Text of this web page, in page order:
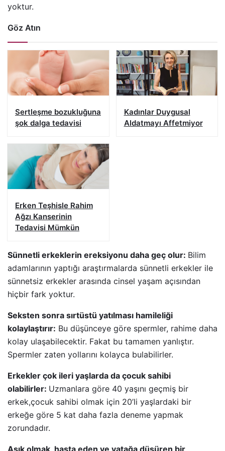
yoktur.
Göz Atın
Sertleşme bozukluğuna
şok dalga tedavisi
Kadınlar Duygusal
Aldatmayı Affetmiyor
Erken Teşhisle Rahim
Ağzı Kanserinin
Tedavisi Mümkün
Sünnetli erkeklerin ereksiyonu daha geç olur: Bilim
adamlarının yaptığı araştırmalarda sünnetli erkekler ile
sünnetsiz erkekler arasında cinsel yaşam açısından
hiçbir fark yoktur.
Seksten sonra sırtüstü yatılması hamileliği
kolaylaştırır: Bu düşünceye göre spermler, rahime daha
kolay ulaşabilecektir. Fakat bu tamamen yanlıştır.
Spermler zaten yollarını kolayca bulabilirler.
Erkekler çok ileri yaşlarda da çocuk sahibi
olabilirler: Uzmanlara göre 40 yaşını geçmiş bir
erkek,çocuk sahibi olmak için 20’li yaşlardaki bir
erkeğe göre 5 kat daha fazla deneme yapmak
zorundadır.